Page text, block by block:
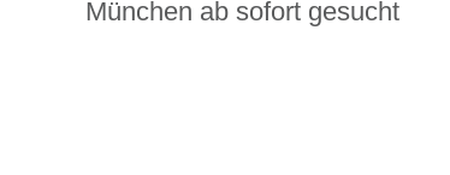
München ab sofort gesucht